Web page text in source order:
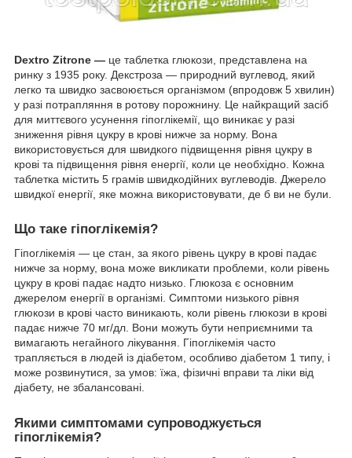
Dextro Zitrone — це таблетка глюкози, представлена на
ринку з 1935 року. Декстроза — природний вуглевод, який
легко та швидко засвоюється організмом (впродовж 5 хвилин)
у разі потрапляння в ротову порожнину. Це найкращий засіб
для миттєвого усунення гіпоглікемії, що виникає у разі
зниження рівня цукру в крові нижче за норму. Вона
використовується для швидкого підвищення рівня цукру в
крові та підвищення рівня енергії, коли це необхідно. Кожна
таблетка містить 5 грамів швидкодійних вуглеводів. Джерело
швидкої енергії, яке можна використовувати, де б ви не були.
Що таке гіпоглікемія?
Гіпоглікемія — це стан, за якого рівень цукру в крові падає
нижче за норму, вона може викликати проблеми, коли рівень
цукру в крові падає надто низько. Глюкоза є основним
джерелом енергії в організмі. Симптоми низького рівня
глюкози в крові часто виникають, коли рівень глюкози в крові
падає нижче 70 мг/дл. Вони можуть бути неприємними та
вимагають негайного лікування. Гіпоглікемія часто
трапляється в людей із діабетом, особливо діабетом 1 типу, і
може розвинутися, за умов: їжа, фізичні вправи та ліки від
діабету, не збалансовані.
Якими симптомами супроводжується
гіпоглікемія?